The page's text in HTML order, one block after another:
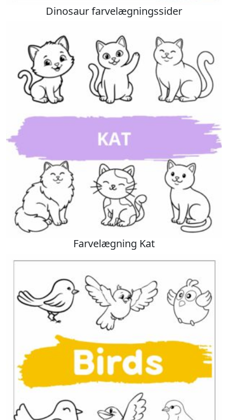
Dinosaur farvelægningssider
Farvelægning Kat